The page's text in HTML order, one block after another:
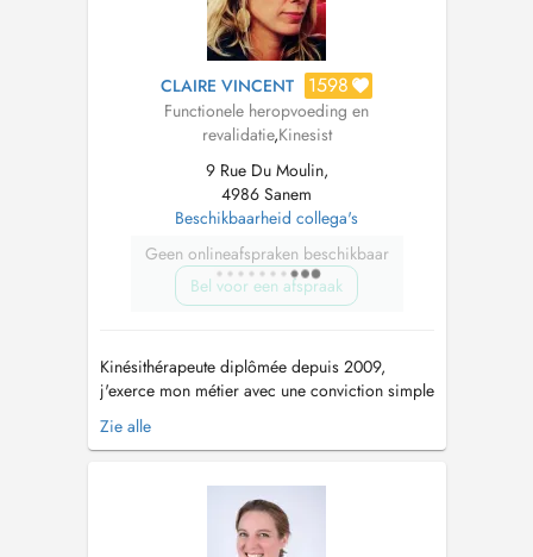
CLAIRE VINCENT 1598
Functionele heropvoeding en
revalidatie,Kinesist
9 Rue Du Moulin,
4986 Sanem
Beschikbaarheid collega's
Geen onlineafspraken beschikbaar
Bel voor een afspraak
Kinésithérapeute diplômée depuis 2009,
j'exerce mon métier avec une conviction simple
: chaque personne est unique et mérite une
prise en charge qui lui ressemble. Au fil de
continuellement afin de proposer un
accompagnement toujours plus complet et
Zie alle